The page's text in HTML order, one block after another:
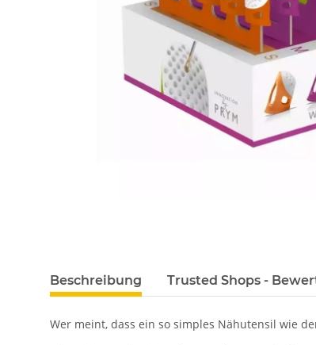
Beschreibung Trusted Shops -
Wer meint, dass ein so simples Nähutensil wie